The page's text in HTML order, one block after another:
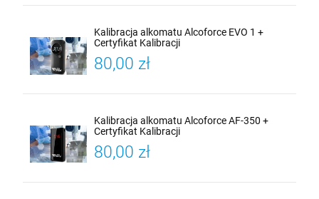
Kalibracja alkomatu Alcoforce EVO 1 +
Certyfikat Kalibracji
80,00 zł
Kalibracja alkomatu Alcoforce AF-350 +
Certyfikat Kalibracji
80,00 zł